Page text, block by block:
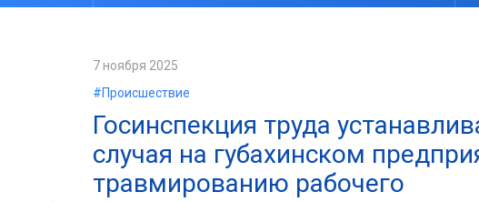
7 ноября 2025
#Происшествие
Госинспекция труда
случая на губахинском
травмированию рабочего